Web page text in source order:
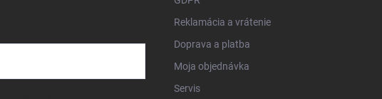
Reklamácia a vrátenie
Doprava a platba
Moja objednávka
Servis